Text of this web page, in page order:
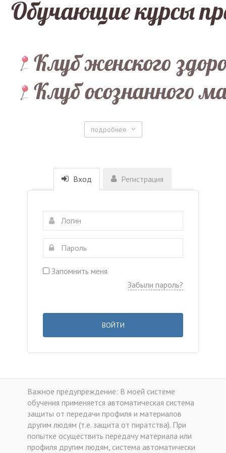
подробнее
Вход Регистрация
Запомнить меня
Забыли пароль?
ВОЙТИ
Важное предупреждение: В моей системе
обучения применяется автоматическая система
защиты от передачи профиля и материалов
другим людям (т.е. защита от пиратства). При
попытке осуществить передачу материала или
профиля другим людям, система автоматически